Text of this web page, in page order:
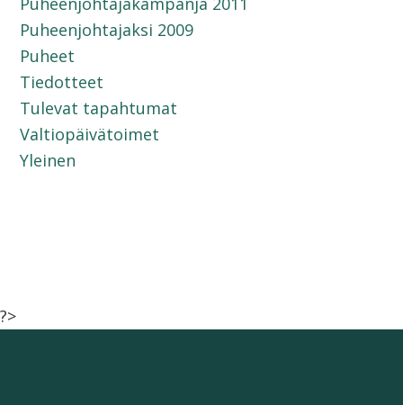
Puheenjohtajaksi 2009
Puheet
Tiedotteet
Tulevat tapahtumat
Valtiopäivätoimet
Yleinen
?>